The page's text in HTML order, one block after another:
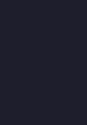
da